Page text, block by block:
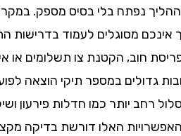
נפתח בלי בסיס מספק. במקרים
מסוגלים לעמוד בדרישות
חוב, הקטנת צו תשלומים או
במספר תיקי הוצאה לפועל,
יותר כמו חדלות פירעון
האלו דורשת בדיקה